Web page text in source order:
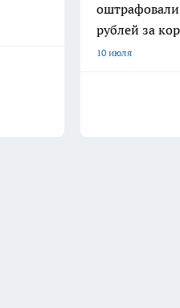
рублей за
10 июля